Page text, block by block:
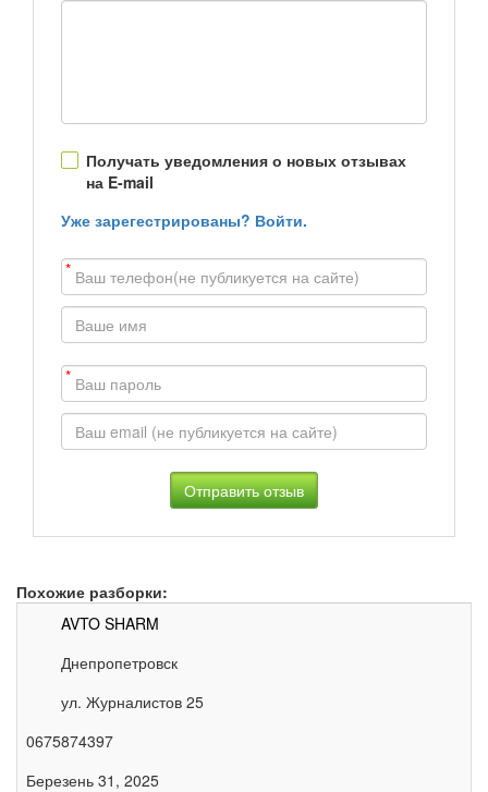
Получать уведомления о новых отзывах
на E-mail
Уже зарегестрированы? Войти.
*
*
Похожие разборки:
AVTO SHARM
Днепропетровск
ул. Журналистов 25
0675874397
Березень 31, 2025